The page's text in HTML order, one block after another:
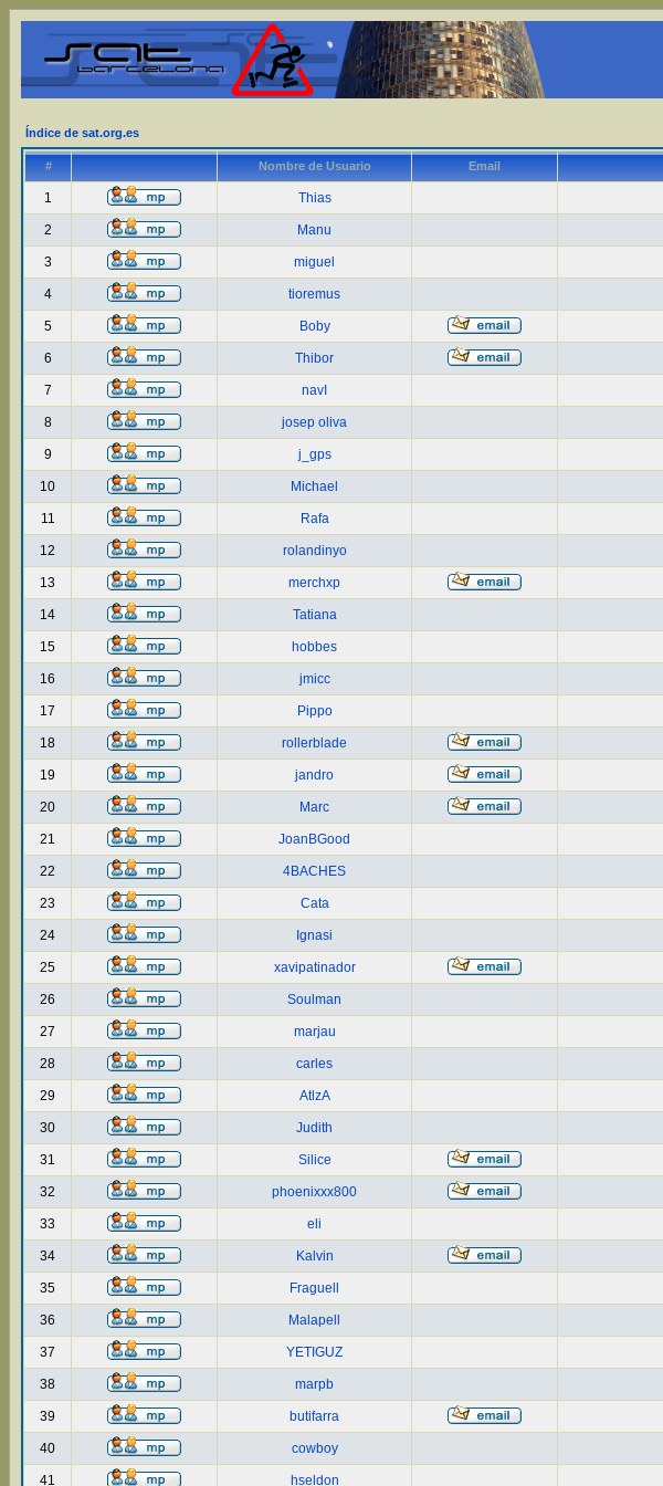
Índice de sat.org.es
# Nombre de Usuario Email
1 Thias
2 Manu
3 miguel
4 tioremus
5 Boby
6 Thibor
7 navI
8 josep oliva
9 j_gps
10 Michael
11 Rafa
12 rolandinyo
13 merchxp
14 Tatiana
15 hobbes
16 jmicc
17 Pippo
18 rollerblade
19 jandro
20 Marc
21 JoanBGood
22 4BACHES
23 Cata
24 Ignasi
25 xavipatinador
26 Soulman
27 marjau
28 carles
29 AtlzA
30 Judith
31 Silice
32 phoenixxx800
33 eli
34 Kalvin
35 Fraguell
36 Malapell
37 YETIGUZ
38 marpb
39 butifarra
40 cowboy
41 hseldon